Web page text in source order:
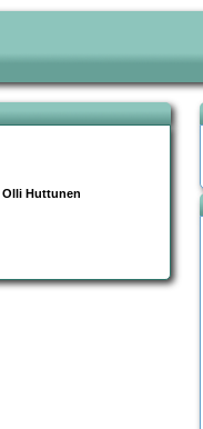
Olli Huttunen